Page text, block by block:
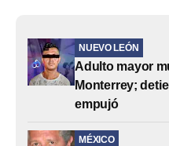
NUEVO LEÓN
Adulto mayor
Monterrey;
empujó
MÉXICO